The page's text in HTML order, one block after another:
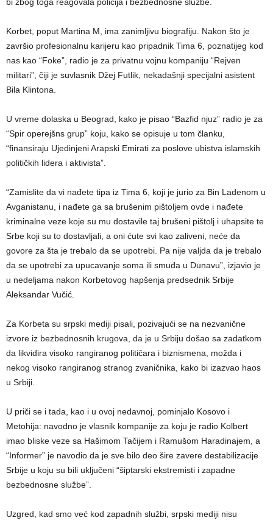
bi zbog toga reagovala policija i bezbednosne službe.
Korbet, poput Martina M, ima zanimljivu biografiju. Nakon što je
završio profesionalnu karijeru kao pripadnik Tima 6, poznatijeg kod
nas kao “Foke”, radio je za privatnu vojnu kompaniju “Rejven
militari”, čiji je suvlasnik Džej Futlik, nekadašnji specijalni asistent
Bila Klintona.
U vreme dolaska u Beograd, kako je pisao “Bazfid njuz” radio je za
“Spir operejšns grup” koju, kako se opisuje u tom članku,
“finansiraju Ujedinjeni Arapski Emirati za poslove ubistva islamskih
političkih lidera i aktivista”.
“Zamislite da vi nađete tipa iz Tima 6, koji je jurio za Bin Ladenom u
Avganistanu, i nađete ga sa brušenim pištoljem ovde i nađete
kriminalne veze koje su mu dostavile taj brušeni pištolj i uhapsite te
Srbe koji su to dostavljali, a oni ćute svi kao zaliveni, neće da
govore za šta je trebalo da se upotrebi. Pa nije valjda da je trebalo
da se upotrebi za upucavanje soma ili smuđa u Dunavu”, izjavio je
u nedeljama nakon Korbetovog hapšenja predsednik Srbije
Aleksandar Vučić.
Za Korbeta su srpski mediji pisali, pozivajući se na nezvanične
izvore iz bezbednosnih krugova, da je u Srbiju došao sa zadatkom
da likvidira visoko rangiranog političara i biznismena, možda i
nekog visoko rangiranog stranog zvaničnika, kako bi izazvao haos
u Srbiji.
U priči se i tada, kao i u ovoj nedavnoj, pominjalo Kosovo i
Metohija: navodno je vlasnik kompanije za koju je radio Kolbert
imao bliske veze sa Hašimom Tačijem i Ramušom Haradinajem, a
“Informer” je navodio da je sve bilo deo šire zavere destabilizacije
Srbije u koju su bili uključeni “šiptarski ekstremisti i zapadne
bezbednosne službe”.
Uzgred, kad smo već kod zapadnih službi, srpski mediji nisu